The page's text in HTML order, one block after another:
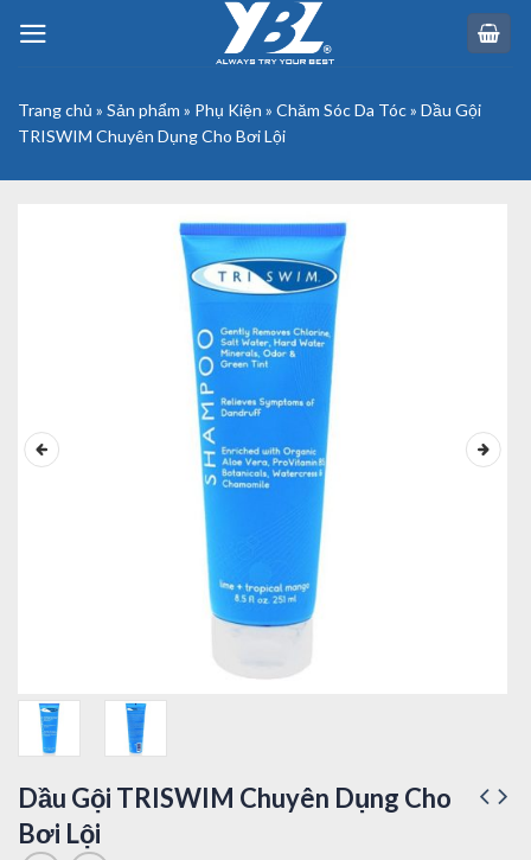
Trang chủ » Sản phẩm » Phụ Kiện » Chăm Sóc Da Tóc» Dầu Gội
TRISWIM Chuyên Dụng Cho Bơi Lội
Dầu Gội TRISWIM Chuyên Dụng Cho
Bơi Lội